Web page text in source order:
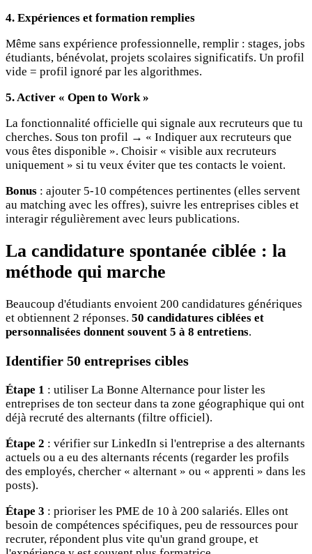
4. Expériences et formation remplies
Même sans expérience professionnelle, remplir : stages, jobs
étudiants, bénévolat, projets scolaires significatifs. Un profil
vide = profil ignoré par les algorithmes.
5. Activer « Open to Work »
La fonctionnalité officielle qui signale aux recruteurs que tu
cherches. Sous ton profil → « Indiquer aux recruteurs que
vous êtes disponible ». Choisir « visible aux recruteurs
uniquement » si tu veux éviter que tes contacts le voient.
Bonus : ajouter 5-10 compétences pertinentes (elles servent
au matching avec les offres), suivre les entreprises cibles et
interagir régulièrement avec leurs publications.
La candidature spontanée ciblée : la
méthode qui marche
Beaucoup d'étudiants envoient 200 candidatures génériques
et obtiennent 2 réponses. 50 candidatures ciblées et
personnalisées donnent souvent 5 à 8 entretiens.
Identifier 50 entreprises cibles
Étape 1 : utiliser La Bonne Alternance pour lister les
entreprises de ton secteur dans ta zone géographique qui ont
déjà recruté des alternants (filtre officiel).
Étape 2 : vérifier sur LinkedIn si l'entreprise a des alternants
actuels ou a eu des alternants récents (regarder les profils
des employés, chercher « alternant » ou « apprenti » dans les
posts).
Étape 3 : prioriser les PME de 10 à 200 salariés. Elles ont
besoin de compétences spécifiques, peu de ressources pour
recruter, répondent plus vite qu'un grand groupe, et